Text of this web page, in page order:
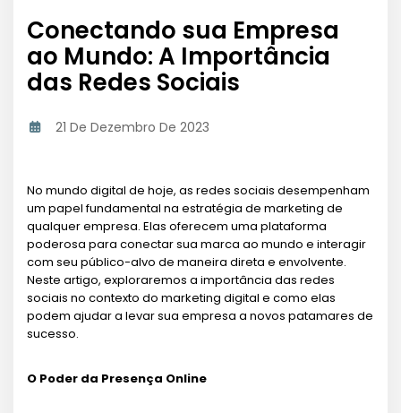
Conectando sua Empresa
ao Mundo: A Importância
das Redes Sociais
21 De Dezembro De 2023
No mundo digital de hoje, as redes sociais desempenham
um papel fundamental na estratégia de marketing de
qualquer empresa. Elas oferecem uma plataforma
poderosa para conectar sua marca ao mundo e interagir
com seu público-alvo de maneira direta e envolvente.
Neste artigo, exploraremos a importância das redes
sociais no contexto do marketing digital e como elas
podem ajudar a levar sua empresa a novos patamares de
sucesso.
O Poder da Presença Online